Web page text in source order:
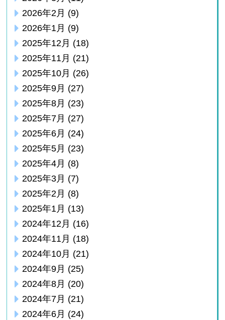
2026年2月 (9)
2026年1月 (9)
2025年12月 (18)
2025年11月 (21)
2025年10月 (26)
2025年9月 (27)
2025年8月 (23)
2025年7月 (27)
2025年6月 (24)
2025年5月 (23)
2025年4月 (8)
2025年3月 (7)
2025年2月 (8)
2025年1月 (13)
2024年12月 (16)
2024年11月 (18)
2024年10月 (21)
2024年9月 (25)
2024年8月 (20)
2024年7月 (21)
2024年6月 (24)